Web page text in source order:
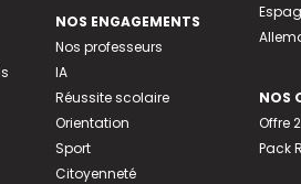
NOS ENGAGEMENTS
Nos professeurs
IA
Réussite scolaire
Orientation
Sport
Citoyenneté
NOS
Offre
Pack